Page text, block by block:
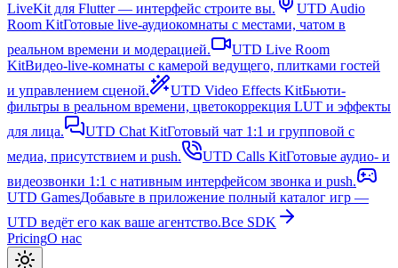
LiveKit для Flutter — интерфейс строите вы.
UTD Audio
Room KitГотовые live-аудиокомнаты с местами, чатом в
реальном времени и модерацией.
UTD Live Room
KitВидео-live-комнаты с камерой ведущего, плитками гостей
и управлением сценой.
UTD Video Effects KitБьюти-
фильтры в реальном времени, цветокоррекция LUT и эффекты
для лица.
UTD Chat KitГотовый чат 1:1 и групповой с
медиа, присутствием и push.
UTD Calls KitГотовые аудио- и
видеозвонки 1:1 с нативным интерфейсом звонка и push.
UTD GamesДобавьте в приложение полный каталог игр —
UTD ведёт его как ваше агентство.Все SDK
PricingО нас